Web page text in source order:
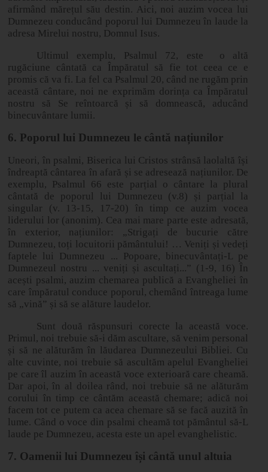
afirmând mărețul său destin. Aici, noi auzim vocea lui
Dumnezeu conducând poporul lui Dumnezeu în laude la
adresa Mirelui nostru, Domnul Isus.
Ultimul exemplu, Psalmul 72, este
o altă
rugăciune cântată ca Împăratul să fie tot ceea ce e
promis că va fi. La fel ca Psalmul 20, când ne rugăm prin
această cântare, noi ne exprimăm dorința ca Împăratul
nostru să Se reîntoarcă și să domnească, aducând
binecuvântare lumii.
6. Poporul lui Dumnezeu le cântă națiunilor
Uneori, în psalmi, Biserica lui Cristos strânsă laolaltă își
îndreaptă cântarea în afară și se adresează națiunilor. De
exemplu, Psalmul 66 este parțial o cântare la plural
cântată de poporul lui Dumnezeu (v.8) și parțial la
singular (v. 13‑ 15, 17‑20) în timp ce auzim vocea
liderului lor (anonim). Cea mai mare parte este adresată,
în exterior, națiunilor: „Strigați de bucurie către
Dumnezeu, toți locuitorii pământului! … Veniți și vedeți
faptele lui Dumnezeu ... Popoare, binecuvântați-L pe
Dumnezeul nostru ... veniți și ascultați...” (1 ‑9, 16) În
acești psalmi, auzim chemarea publică a Evangheliei în
care împăratul conduce poporul, chemând întreaga lume
să „vină” și să se alăture laudelor.
Sunt două răspunsuri corecte la această voce.
Primul, noi trebuie să-i dăm ascultare, să venim personal
și să ne alăturăm în lăudarea Dumnezeului Bibliei. Cu
alte cuvinte, noi trebuie să ascultăm apelul Evangheliei
pe care îl auzim în această voce exterioară care cheamă.
Dar apoi, în al doilea rând, noi trebuie să ne alăturăm
corului în timp ce cântăm această chemare; adică noi
facem tot ce putem ca acea chemare să se facă auzită în
lume. Când o voce din psalmi cheamă tot pământul să-L
laude pe Dumnezeu, acesta este un apel evanghelistic.
7. Oamenii lui Dumnezeu își cântă unul altuia